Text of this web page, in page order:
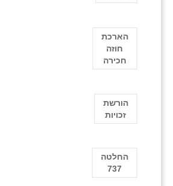
הארכת
חוזה
חכירה
הורשת
זכויות
החלטה
737